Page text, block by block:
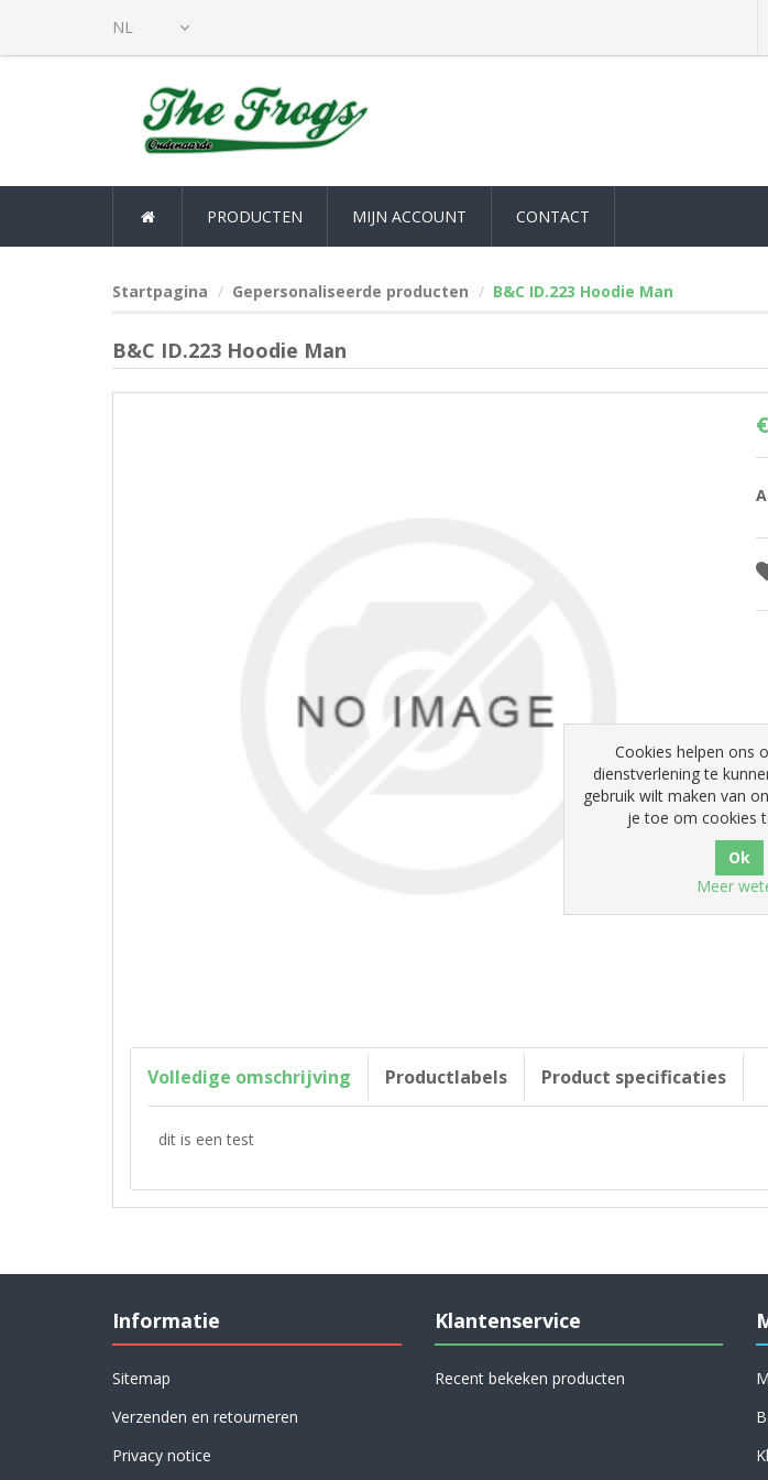
PRODUCTEN MIJN ACCOUNT CONTACT
Startpagina Gepersonaliseerde producten B&C ID.223 Hoodie Man
B&C ID.223 Hoodie Man
Volledige omschrijving Productlabels Product specificaties
dit is een test
Informatie
Sitemap
Verzenden en retourneren
Privacy notice
Klantenservice
Recent bekeken producten
Cookies helpen ons
dienstverlening te
gebruik wilt maken van
je toe om cookies
Meer